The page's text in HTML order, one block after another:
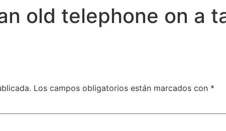
old telephone on a
Los campos obligatorios están marcados con *